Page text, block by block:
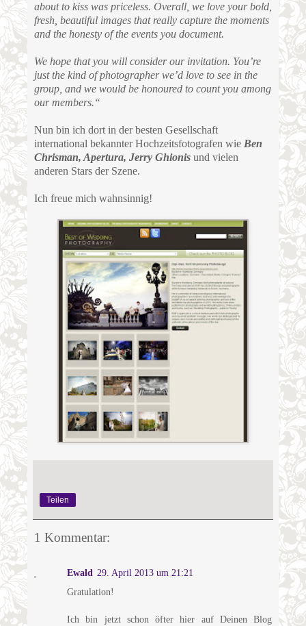
about to kiss was priceless. Overall, we love your bold,
fresh, beautiful images that really capture the moments
and the honesty of the events you document.
We hope that you will consider our invitation. You’re
just the kind of photographer we’d love to see in the
group, and we would be honoured to count you among
our members.“
Nun bin ich dort in der besten Gesellschaft
international bekannter Hochzeitsfotografen wie Ben
Chrisman, Apertura, Jerry Ghionis und vielen
anderen Stars der Szene.
Ich freue mich wahnsinnig!
Teilen
1 Kommentar:
Ewald 29. April 2013 um 21:21
Gratulation!
Ich bin jetzt schon öfter hier auf Deinen Blog